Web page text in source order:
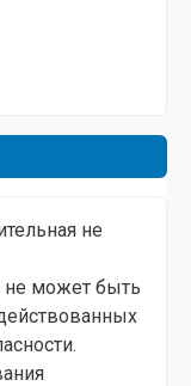
не
не может быть